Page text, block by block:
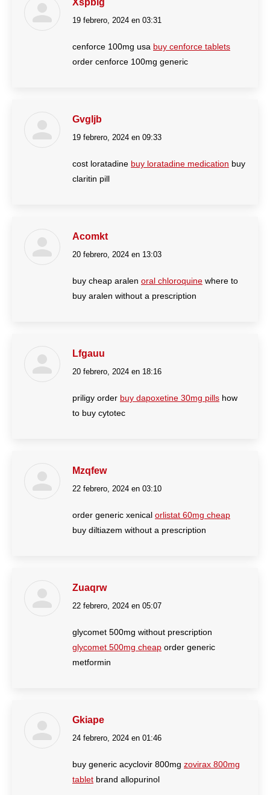
Xspbig
dice:
19 febrero, 2024 en 03:31
cenforce 100mg usa buy cenforce tablets
order cenforce 100mg generic
Gvgljb
dice:
19 febrero, 2024 en 09:33
cost loratadine buy loratadine medication buy
claritin pill
Acomkt
dice:
20 febrero, 2024 en 13:03
buy cheap aralen oral chloroquine where to
buy aralen without a prescription
Lfgauu
dice:
20 febrero, 2024 en 18:16
priligy order buy dapoxetine 30mg pills how
to buy cytotec
Mzqfew
dice:
22 febrero, 2024 en 03:10
order generic xenical orlistat 60mg cheap
buy diltiazem without a prescription
Zuaqrw
dice:
22 febrero, 2024 en 05:07
glycomet 500mg without prescription
glycomet 500mg cheap order generic
metformin
Gkiape
dice:
24 febrero, 2024 en 01:46
buy generic acyclovir 800mg zovirax 800mg
tablet brand allopurinol